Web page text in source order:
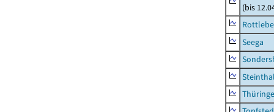
(bis
Seega